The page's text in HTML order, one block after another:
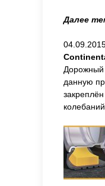
Далее
Дорожный
данную